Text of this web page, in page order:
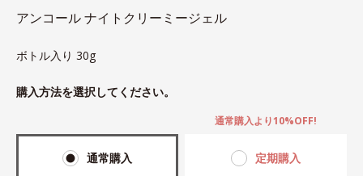
アンコール ナイトクリーミージェル
ボトル入り 30g
購入方法を選択してください。
通常購入 定期購入
通常購入より10%OFF!